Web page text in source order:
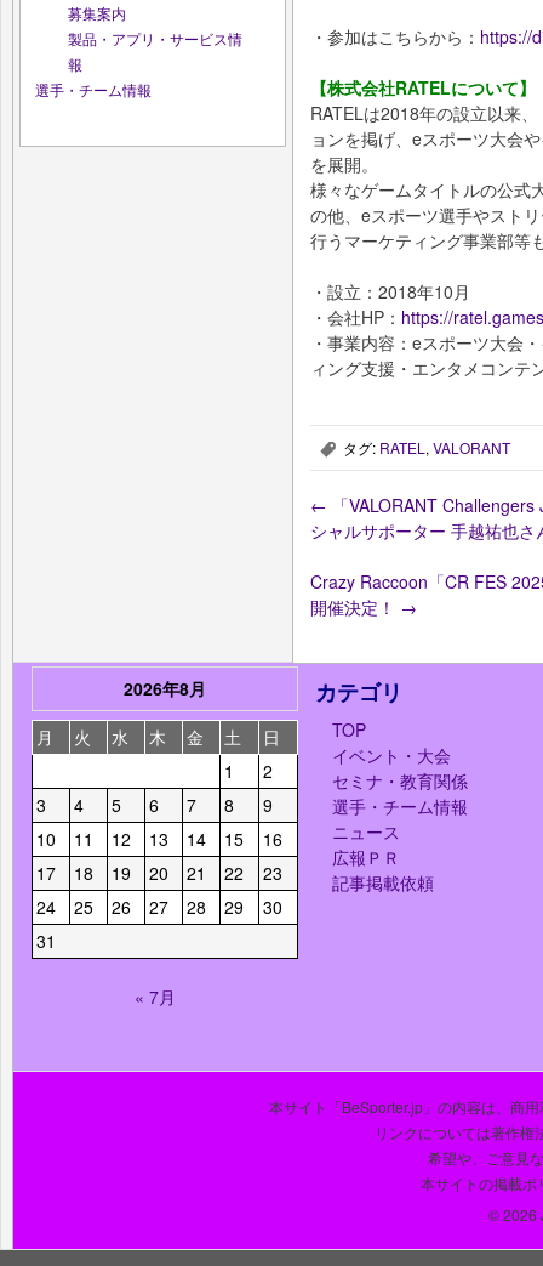
募集案内
製品・アプリ・サービス情
報
選手・チーム情報
・参加はこちらから： https://
【株式会社RATELについて】
RATELは2018年の設立以来
ョンを掲げ、eスポーツ大会
を展開。
様々なゲームタイトルの公式
の他、eスポーツ選手やスト
行うマーケティング事業部等
・設立：2018年10月
・会社HP： https://
・事業内容：eスポーツ大会
ィング支援・エンタメコンテ
, タグ: RATEL , VALORANT
← 「VALORANT
シャルサポーター 手越祐也
Crazy Raccoon「CR FES
開催決定！ →
2026年8月
月
火 水 木 金 土
日
1
2
3
4 5 6 7 8
9
10
11 12 13 14 15
16
17
18 19 20 21 22
23
24
25 26 27 28 29
30
31
« 7月
カテゴリ
TOP
イベント・大会
セミナ・教育関係
選手・チーム情報
ニュース
広報ＰＲ
記事掲載依頼
本サイト「BeSporter.jp」の内容は、商
リンクについては著作権
希望や、ご意見
本サイトの掲載ポ
© 2026